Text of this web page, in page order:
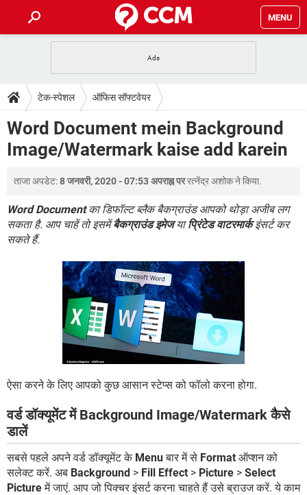
MENU
फोन पर अकाउंट बैलेंस चेक
WhatsApp Hack हो गया? Lucky Patcher यूज करें
टेक-स्पेशल
2020 के फ्री एंटीवायरस
बेस्ट फ्री ऑनलाइन गेम्स
डाउनलोड
Vidmate PUBG Mobile
FORUM
TikTok Account Freeze हो गया JioPhone में TikTok डाउनलोड
SBI बैंक अकाउंट नंबर पता करें
केबल और कनेक्टर्स कंप्यूटर बस
सीरियल और पैरलल पोर्ट
टेक-स्पेशल ऑफिस सॉफ्टवेयर
Word Document mein Background
Image/Watermark kaise add karein
ताजा अपडेट:8 जनवरी, 2020 - 07:53 अपराह्न पररत्नेंद्र अशोकने किया.
Word Documentका डिफॉल्ट ब्लैक बैकग्राउंड आपको थोड़ा अजीब लग
सकता है. आप चाहें तो इसमेंबैकग्राउंड इमेजयाप्रिंटेड वाटरमार्कइंसर्ट कर
सकते हैं.
ऐसा करने के लिए आपको कुछ आसान स्टेप्स को फॉलो करना होगा.
वर्ड डॉक्यूमेंट में Background Image/Watermark कैसे
डालें
सबसे पहले अपने वर्ड डॉक्यूमेंट के Menuबार में से Format ऑप्शन को
सलेक्ट करें. अब Background > Fill Effect > Picture > Select
Pictureमें जाएं. आप जो पिक्चर इंसर्ट करना चाहते हैं उसे ब्राउज करें. ये काम